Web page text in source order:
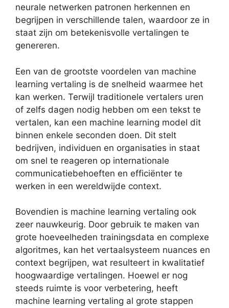
neurale netwerken patronen herkennen en
begrijpen in verschillende talen, waardoor ze in
staat zijn om betekenisvolle vertalingen te
genereren.
Een van de grootste voordelen van machine
learning vertaling is de snelheid waarmee het
kan werken. Terwijl traditionele vertalers uren
of zelfs dagen nodig hebben om een tekst te
vertalen, kan een machine learning model dit
binnen enkele seconden doen. Dit stelt
bedrijven, individuen en organisaties in staat
om snel te reageren op internationale
communicatiebehoeften en efficiënter te
werken in een wereldwijde context.
Bovendien is machine learning vertaling ook
zeer nauwkeurig. Door gebruik te maken van
grote hoeveelheden trainingsdata en complexe
algoritmes, kan het vertaalsysteem nuances en
context begrijpen, wat resulteert in kwalitatief
hoogwaardige vertalingen. Hoewel er nog
steeds ruimte is voor verbetering, heeft
machine learning vertaling al grote stappen